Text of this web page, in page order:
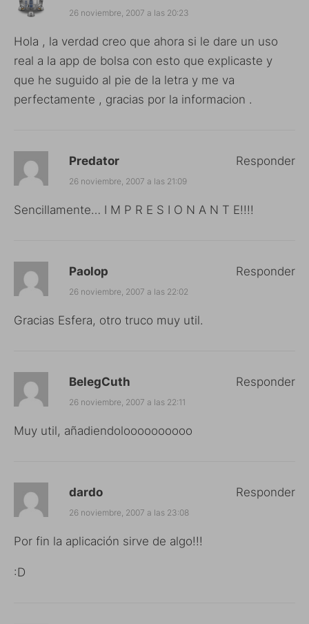
26 noviembre, 2007 a las 20:23
Hola , la verdad creo que ahora si le dare un uso
real a la app de bolsa con esto que explicaste y
que he suguido al pie de la letra y me va
perfectamente , gracias por la informacion .
Predator
26 noviembre, 2007 a las 21:09
Sencillamente… I M P R E S I O N A N T E!!!!
Responder
Paolop
26 noviembre, 2007 a las 22:02
Gracias Esfera, otro truco muy util.
Responder
BelegCuth
26 noviembre, 2007 a las 22:11
Muy util, añadiendoloooooooooo
Responder
dardo
26 noviembre, 2007 a las 23:08
Por fin la aplicación sirve de algo!!!
:D
Responder